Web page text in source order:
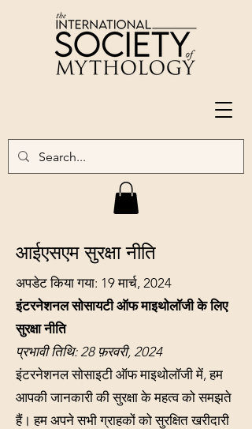
आईएसएम सुरक्षा नीति
अपडेट किया गया: 19 मार्च, 2024
इंटरनेशनल सोसायटी ऑफ माइथोलॉजी के लिए
सुरक्षा नीति
प्रभावी तिथि: 28 फ़रवरी, 2024
इंटरनेशनल सोसाइटी ऑफ माइथोलॉजी में, हम
आपकी जानकारी की सुरक्षा के महत्व को समझते
हैं। हम अपने सभी ग्राहकों को सुरक्षित खरीदारी